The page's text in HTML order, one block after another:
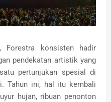
Forestra konsisten hadir
pendekatan artistik yang
pertunjukan spesial di
Tahun ini, hal itu kembali
hujan, ribuan penonton